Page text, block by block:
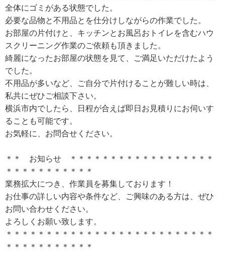
全体にゴミがある状態でした。
必要な品物と不用品とを仕分けしながらの作業でした。
お部屋の片付けと、キッチンとお風呂おトイレを含むハウ
スクリーニング作業のご依頼も頂きました。
綺麗になったお部屋の状態を見て、ご満足いただけたよう
でした。
不用品が多いなど、ご自分で片付けることが難しい時は、
私共にぜひご相談下さい。
横浜市内でしたら、日程が合えば即日お見積りにお伺いす
ることも可能です。
お気軽に、お問合せください。
＊＊ お知らせ ＊＊＊＊＊＊＊＊＊＊＊＊＊＊＊＊＊＊
＊＊＊＊＊＊＊＊＊＊＊
業務拡大につき、作業員を募集しております！
お仕事の詳しい内容や条件など、ご興味のある方は、ぜひ
お問い合わせください。
よろしくお願い致します。
＊＊＊＊＊＊＊＊＊＊＊＊＊＊＊＊＊＊＊＊＊＊＊＊＊＊
＊＊＊＊＊＊＊＊＊＊＊